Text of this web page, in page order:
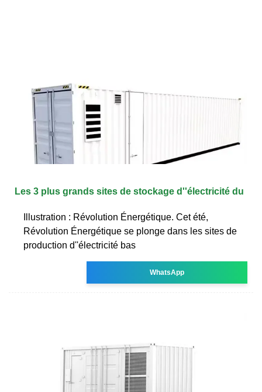
Les 3 plus grands sites de stockage d''électricité du
Illustration : Révolution Énergétique. Cet été,
Révolution Énergétique se plonge dans les sites de
production d''électricité bas
WhatsApp